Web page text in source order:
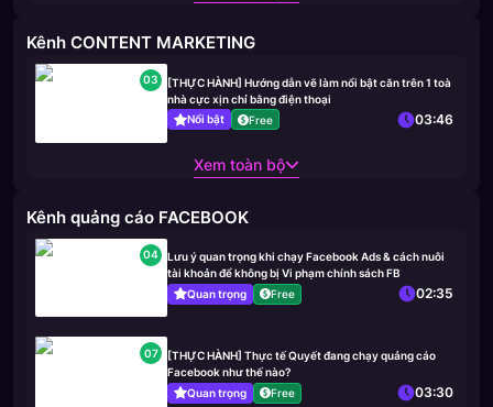
Kênh CONTENT MARKETING
03
[THỰC HÀNH] Hướng dẫn vẽ làm nổi bật căn trên 1 toà
nhà cực xịn chỉ bằng điện thoại
Nổi bật
Free 03:46
Xem toàn bộ
Kênh quảng cáo FACEBOOK
04
Lưu ý quan trọng khi chạy Facebook Ads & cách nuôi
tài khoản để không bị Vi phạm chính sách FB
Quan trọng
Free 02:35
07
[THỰC HÀNH] Thực tế Quyết đang chạy quảng cáo
Facebook như thế nào?
Quan trọng
Free 03:30